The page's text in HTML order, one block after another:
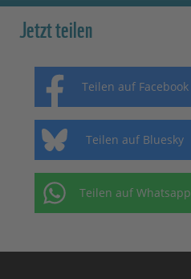
Jetzt teilen
Teilen auf Facebook
Teilen auf Bluesky
Teilen auf Whatsapp